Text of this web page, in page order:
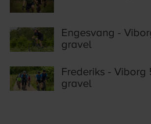
Engesvang -
gravel
Frederiks - Viborg
gravel